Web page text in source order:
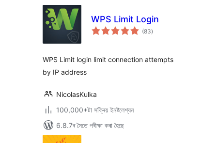
WPS Limit Login
(83টা
মুঠ)
WPS Limit login limit connection attempts
by IP address
NicolasKulka
100,000+টা সক্ৰিয় ইনষ্টলেশ্যন
6.8.7ৰ সৈতে পৰীক্ষা কৰা হৈছে